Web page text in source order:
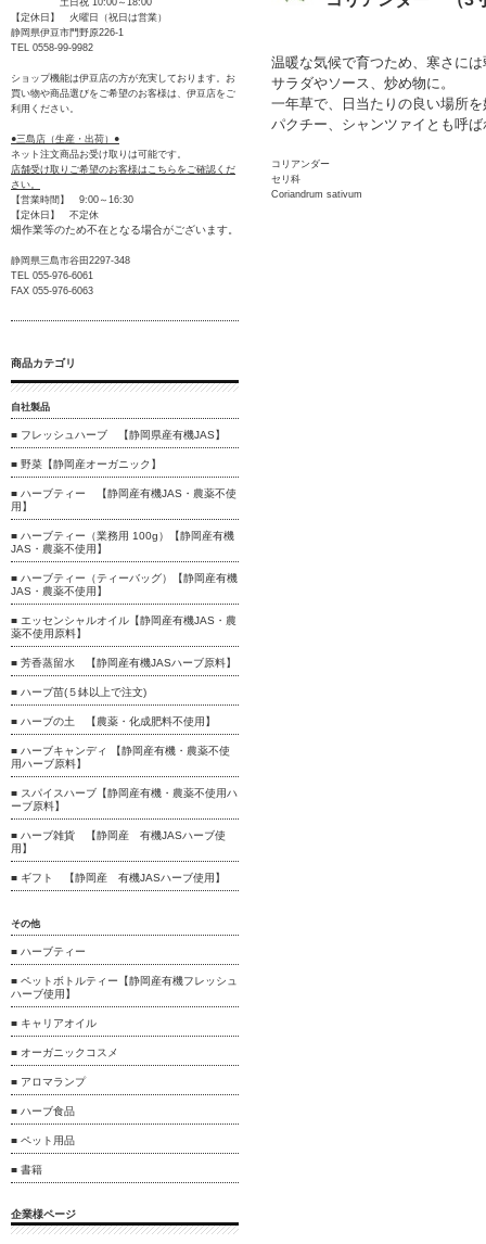
温暖な気候で育つため、寒さに
サラダやソース、炒め物に。
一年草で、日当たりの良い場所
パクチー、シャンツァイとも呼
コリアンダー
セリ科
Coriandrum sativum
土日祝 10:00～18:00
【定休日】 火曜日（祝日は営業）
静岡県伊豆市門野原226-1
TEL 0558-99-9982
ショップ機能は伊豆店の方が充実しております。お
買い物や商品選びをご希望のお客様は、伊豆店をご
利用ください。
●三島店（生産・出荷）●
ネット注文商品お受け取りは可能です。
店舗受け取りご希望のお客様はこちらをご確認くだ
さい。
【営業時間】 9:00～16:30
【定休日】 不定休
畑作業等のため不在となる場合がございます。
静岡県三島市谷田2297-348
TEL 055-976-6061
FAX 055-976-6063
商品カテゴリ
自社製品
■ フレッシュハーブ 【静岡県産有機JAS】
■ 野菜【静岡産オーガニック】
■ ハーブティー 【静岡産有機JAS・農薬不使
用】
■ ハーブティー（業務用 100g）【静岡産有機
JAS・農薬不使用】
■ ハーブティー（ティーバッグ）【静岡産有機
JAS・農薬不使用】
■ エッセンシャルオイル【静岡産有機JAS・農
薬不使用原料】
■ 芳香蒸留水 【静岡産有機JASハーブ原料】
■ ハーブ苗(５鉢以上で注文)
■ ハーブの土 【農薬・化成肥料不使用】
■ ハーブキャンディ 【静岡産有機・農薬不使
用ハーブ原料】
■ スパイスハーブ【静岡産有機・農薬不使用ハ
ーブ原料】
■ ハーブ雑貨 【静岡産 有機JASハーブ使
用】
■ ギフト 【静岡産 有機JASハーブ使用】
その他
■ ハーブティー
■ ペットボトルティー【静岡産有機フレッシュ
ハーブ使用】
■ キャリアオイル
■ オーガニックコスメ
■ アロマランプ
■ ハーブ食品
■ ペット用品
■ 書籍
企業様ページ